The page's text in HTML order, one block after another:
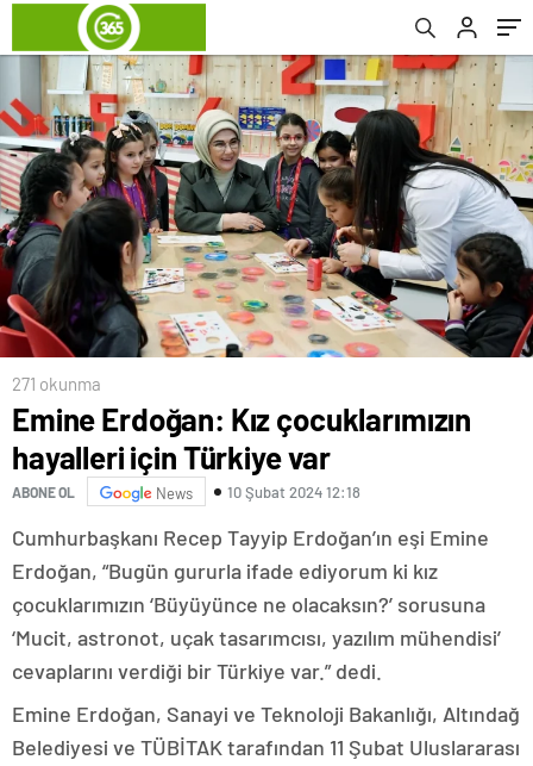
271 okunma
Emine Erdoğan: Kız çocuklarımızın
hayalleri için Türkiye var
ABONE OL News 10 Şubat 2024 12:18
Cumhurbaşkanı Recep Tayyip Erdoğan’ın eşi Emine
Erdoğan, “Bugün gururla ifade ediyorum ki kız
çocuklarımızın ‘Büyüyünce ne olacaksın?’ sorusuna
‘Mucit, astronot, uçak tasarımcısı, yazılım mühendisi’
cevaplarını verdiği bir Türkiye var.” dedi.
Emine Erdoğan, Sanayi ve Teknoloji Bakanlığı, Altındağ
Belediyesi ve TÜBİTAK tarafından 11 Şubat Uluslararası